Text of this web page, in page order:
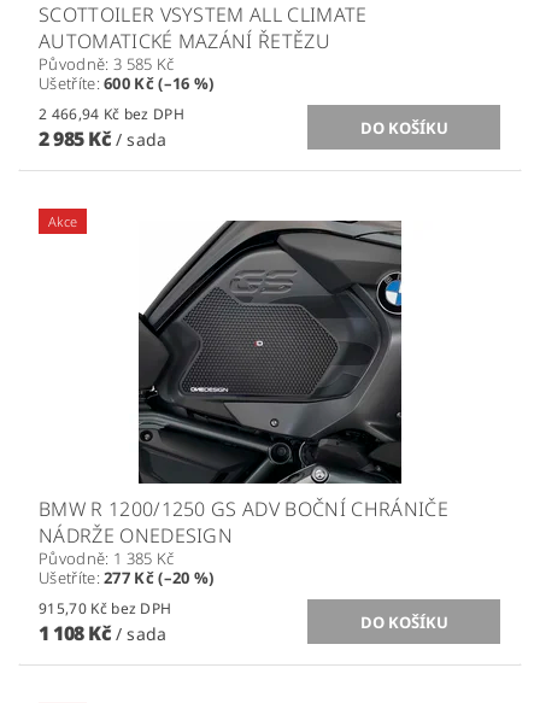
SCOTTOILER VSYSTEM ALL CLIMATE
AUTOMATICKÉ MAZÁNÍ ŘETĚZU
Původně: 3 585 Kč
Ušetříte:600 Kč (–16 %)
2 466,94 Kč bez DPH
2 985 Kč / sada
Akce
BMW R 1200/1250 GS ADV BOČNÍ CHRÁNIČE
NÁDRŽE ONEDESIGN
Původně: 1 385 Kč
Ušetříte:277 Kč (–20 %)
915,70 Kč bez DPH
1 108 Kč / sada